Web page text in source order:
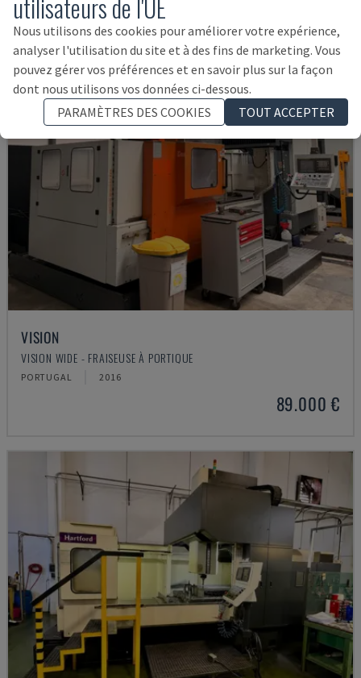
VISION
VISION WIDE - FRAISEUSE À PORTIQUE
PORTUGAL 2016
89.000 €
utilisateurs de l'UE
Nous utilisons des cookies pour améliorer votre expérience,
analyser l'utilisation du site et à des fins de marketing. Vous
pouvez gérer vos préférences et en savoir plus sur la façon
dont nous utilisons vos données ci-dessous.
PARAMÈTRES DES COOKIES
TOUT ACCEPTER